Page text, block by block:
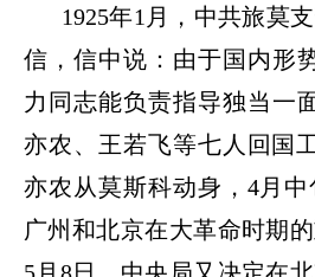
1925年1 月，中共旅莫
信，信中说：由于国内形
力同志能负责指导独当一
亦农、王若飞等七人回国
亦农从莫斯科动身， 4月中
广州和北京在大革命时期的
5 月 8日，中央局又决定在